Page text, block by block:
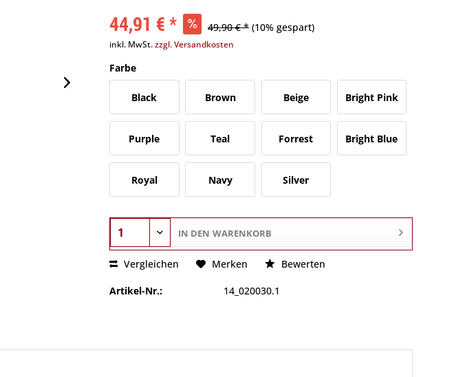
44,91 € * 49,90 € * (10% gespart)
inkl. MwSt.zzgl. Versandkosten
Farbe
Black Brown Beige Bright Pink
Purple Teal Forrest Bright Blue
Royal Navy Silver
IN DEN WARENKORB
Vergleichen Merken Bewerten
Artikel-Nr.: 14_020030.1